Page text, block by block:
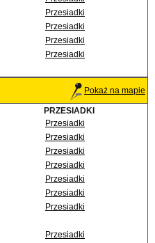
Przesiadki
Przesiadki
Przesiadki
Przesiadki
Pokaż na mapie
PRZESIADKI
Przesiadki
Przesiadki
Przesiadki
Przesiadki
Przesiadki
Przesiadki
Przesiadki
Przesiadki